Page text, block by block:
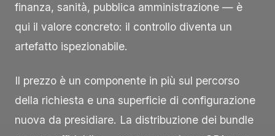
finanza, sanità, pubblica amministrazione — è
qui il valore concreto: il controllo diventa un
artefatto ispezionabile.
Il prezzo è un componente in più sul percorso
della richiesta e una superficie di configurazione
nuova da presidiare. La distribuzione dei bundle